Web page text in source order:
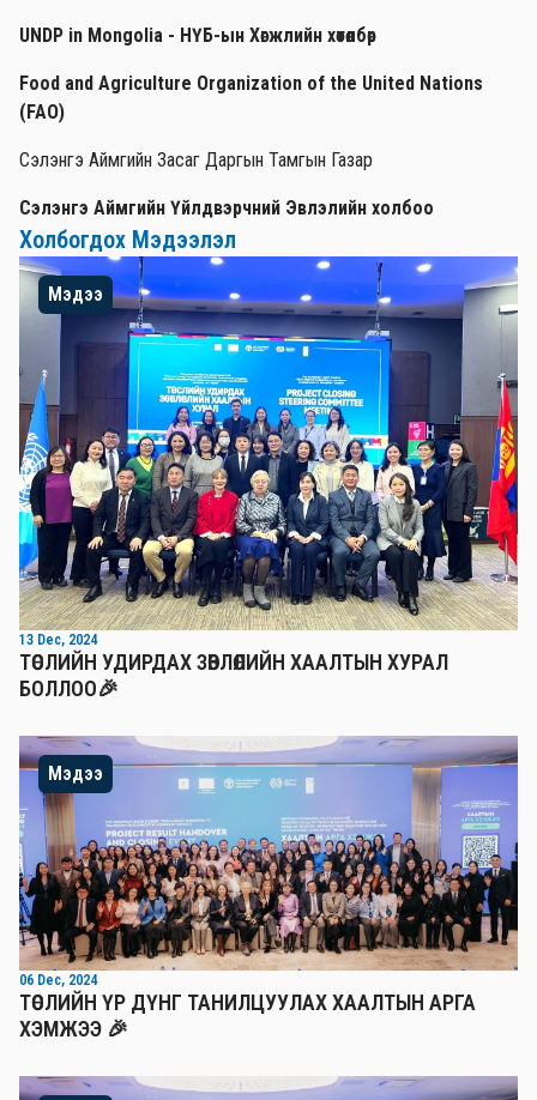
UNDP in Mongolia - НҮБ-ын Хөгжлийн хөтөлбөр
Food and Agriculture Organization of the United Nations
(FAO)
Сэлэнгэ Аймгийн Засаг Даргын Тамгын Газар
Сэлэнгэ Аймгийн Үйлдвэрчний Эвлэлийн холбоо
Холбогдох Мэдээлэл
Мэдээ
13 Dec, 2024
ТӨСЛИЙН УДИРДАХ ЗӨВЛӨЛИЙН ХААЛТЫН ХУРАЛ
БОЛЛОО🎉
Мэдээ
06 Dec, 2024
ТӨСЛИЙН ҮР ДҮНГ ТАНИЛЦУУЛАХ ХААЛТЫН АРГА
ХЭМЖЭЭ 🎉